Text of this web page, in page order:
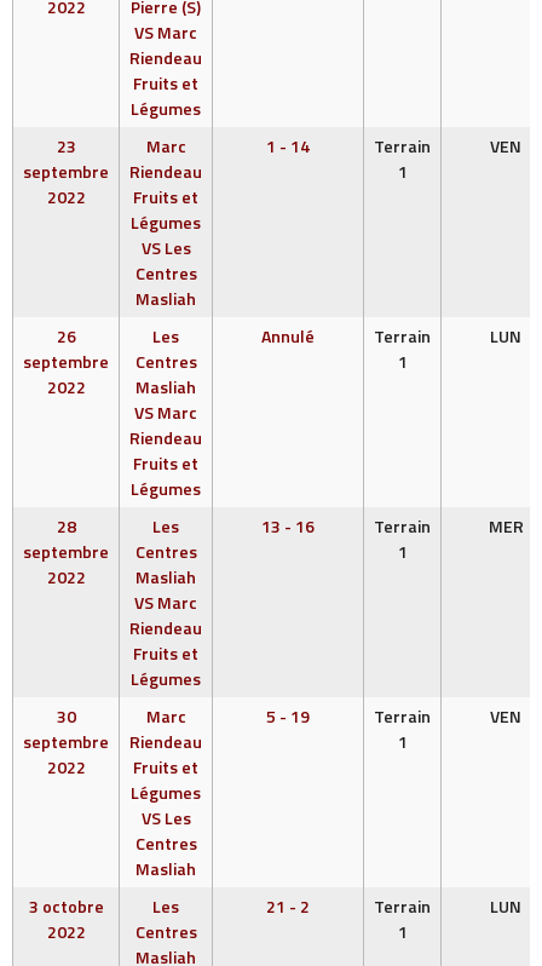
2022
Pierre (S)
VS Marc
Riendeau
Fruits et
Légumes
23
septembre
2022
Marc
Riendeau
Fruits et
Légumes
VS Les
Centres
Masliah
1 - 14
Terrain
1
VEN
26
septembre
2022
Les
Centres
Masliah
VS Marc
Riendeau
Fruits et
Légumes
Annulé
Terrain
1
LUN
28
septembre
2022
Les
Centres
Masliah
VS Marc
Riendeau
Fruits et
Légumes
13 - 16
Terrain
1
MER
30
septembre
2022
Marc
Riendeau
Fruits et
Légumes
VS Les
Centres
Masliah
5 - 19
Terrain
1
VEN
3 octobre
2022
Les
Centres
Masliah
21 - 2
Terrain
1
LUN